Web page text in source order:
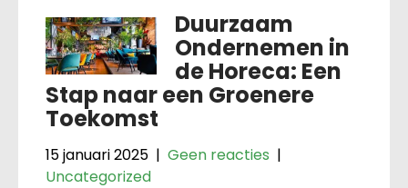
Duurzaam
Ondernemen in
de Horeca: Een
Stap naar een Groenere
Toekomst
15 januari 2025 | Geen reacties |
Uncategorized